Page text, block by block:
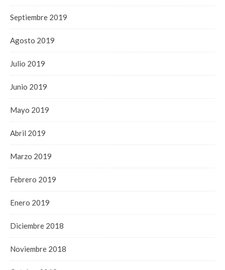
Septiembre 2019
Agosto 2019
Julio 2019
Junio 2019
Mayo 2019
Abril 2019
Marzo 2019
Febrero 2019
Enero 2019
Diciembre 2018
Noviembre 2018